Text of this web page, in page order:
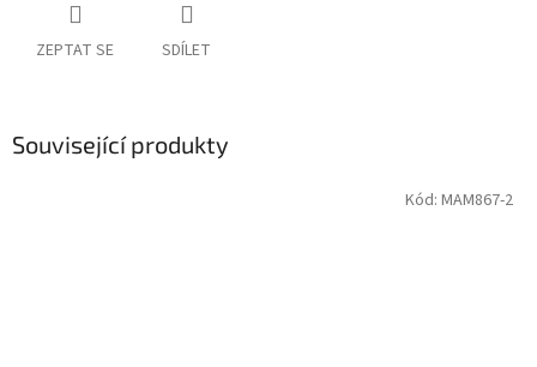
ZEPTAT SE SDÍLET
Související produkty
Kód: MAM867-2